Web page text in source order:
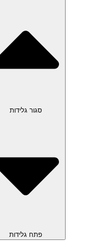
סגור גלידות
פתח גלידות